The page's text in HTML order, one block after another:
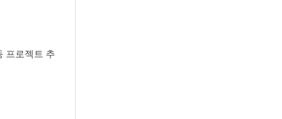
프로젝트 추